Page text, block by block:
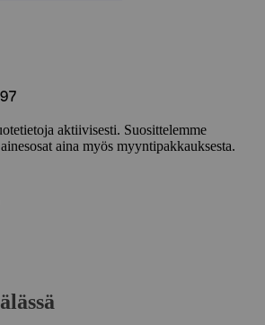
aktiivisesti. Suosittelemme
aina myös myyntipakkauksesta.